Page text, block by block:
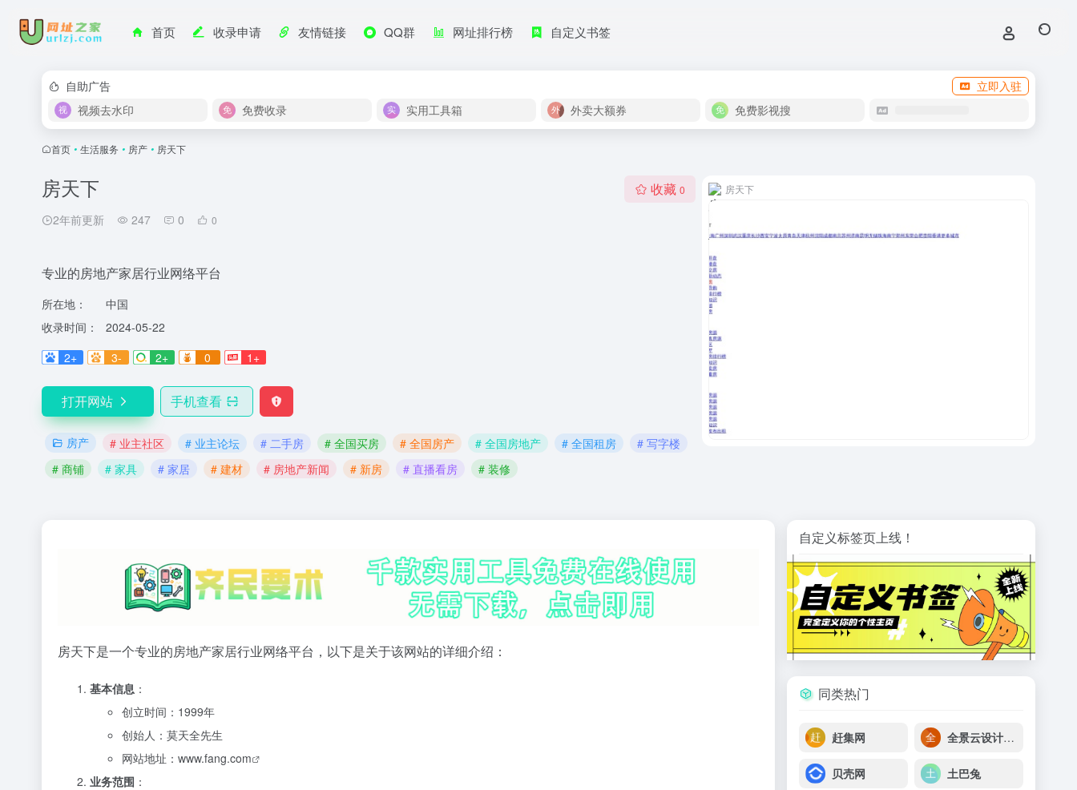
首页 收录申请 友情链接 QQ群 网址排行榜 自定义书签
自助广告
立即入驻
视频去水印
免费收录 实用工具箱 外卖大额券 免费影视搜
首页 • 生活服务 • 房产 • 房天下
房天下
2年前更新 247 0 0
收藏 0
专业的房地产家居行业网络平台
所在地：
中国
收录时间：
2024-05-22
2+
3- 2+ 0 1+
打开网站 手机查看
房产 # 业主社区 # 业主论坛 # 二手房 # 全国买房 # 全国房产 # 全国房地产 # 全国租房
# 写字楼
# 商铺
# 家具 # 家居 # 建材 # 房地产新闻 # 新房 # 直播看房 # 装修
房天下
房天下是一个专业的房地产家居行业网络平台，以下是关于该网站的详细介绍：
基本信息 ：
创立时间：1999年
创始人：莫天全先生
网站地址： www.fang.com
业务范围 ：
自定义标签页上线！
同类热门
赶集网 全景云设计服务平台 | 红星美凯龙
贝壳网 土巴兔